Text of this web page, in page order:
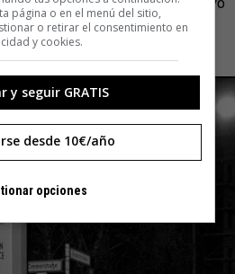
que con el tiempo «las cosas se
para mí».
página o en el menú del sitio,
o retirar el consentimiento en
y cookies.
y seguir GRATIS
desde 10€/año
opciones